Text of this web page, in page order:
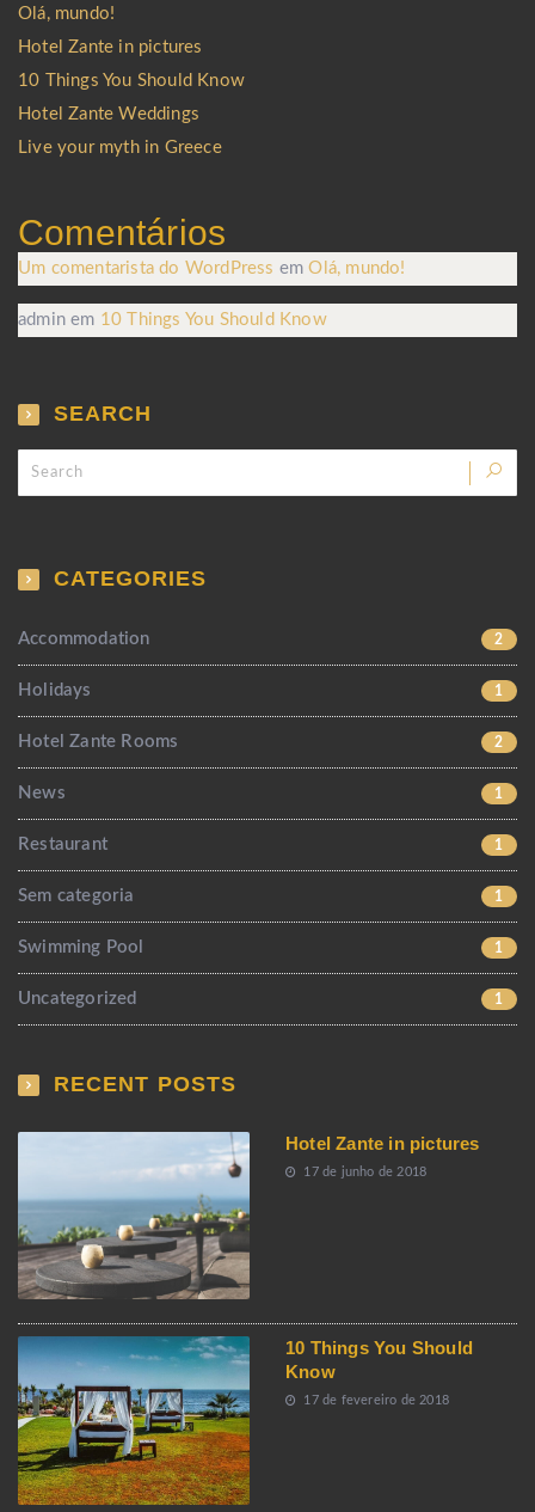
Olá, mundo!
Hotel Zante in pictures
10 Things You Should Know
Hotel Zante Weddings
Live your myth in Greece
Comentários
Um comentarista do WordPress emOlá, mundo!
admin em 10 Things You Should Know
SEARCH
CATEGORIES
Accommodation 2
Holidays 1
Hotel Zante Rooms 2
News 1
Restaurant 1
Sem categoria 1
Swimming Pool 1
Uncategorized 1
RECENT POSTS
Hotel Zante in pictures
17 de junho de 2018
10 Things You Should
Know
17 de fevereiro de 2018